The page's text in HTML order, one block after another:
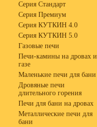
Серия Стандарт
Серия Премиум
Серия КУТКИН 4.0
Серия КУТКИН 5.0
Газовые печи
Печи-камины на дровах и
газе
Маленькие печи для бани
Дровяные печи
длительного горения
Печи для бани на дровах
Металлические печи для
бани